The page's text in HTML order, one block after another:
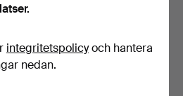
integritetspolicyoch hantera
nedan.